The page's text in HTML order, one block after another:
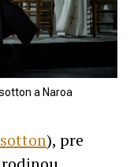
a Naroa
), pre